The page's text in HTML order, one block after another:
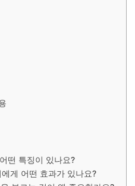
떤 특징이 있나요?
게 어떤 효과가 있나요?